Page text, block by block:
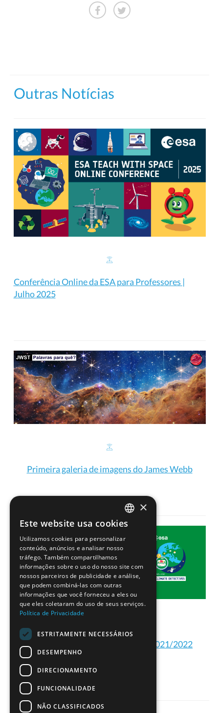
Outras Notícias
Conferência Online da ESA para Professores |
Julho 2025
Primeira galeria de imagens do James Webb
Projetos dos Detetives do Clima 2021/2022
PORTUGUESE
ENGLISH
×
Este website usa cookies
Utilizamos cookies para personalizar
conteúdo, anúncios e analisar nosso
tráfego. Também compartilhamos
informações sobre o uso do nosso site com
nossos parceiros de publicidade e análise,
que podem combiná-las com outras
informações que você forneceu a eles ou
que eles coletaram do uso de seus serviços.
Política de Privacidade
ESTRITAMENTE NECESSÁRIOS
DESEMPENHO
DIRECIONAMENTO
FUNCIONALIDADE
NÃO CLASSIFICADOS